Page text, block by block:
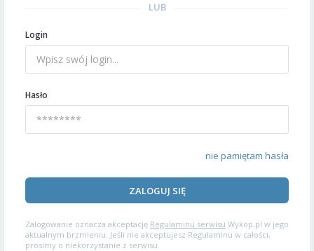
LUB
Login
Hasło
nie pamiętam hasła
ZALOGUJ SIĘ
Zalogowanie oznacza akceptację Regulaminu serwisu Wykop.pl w jego
aktualnym brzmieniu. Jeśli nie akceptujesz Regulaminu w całości,
prosimy o niekorzystanie z serwisu.